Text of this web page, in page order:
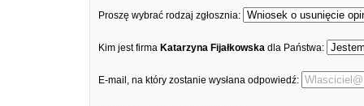
Proszę wybrać rodzaj zgłosznia:
Kim jest firma Katarzyna Fijałkowska dla Państwa:
E-mail, na który zostanie wysłana odpowiedź: